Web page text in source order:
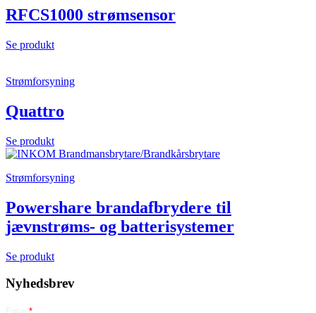
RFCS1000 strømsensor
Se produkt
Strømforsyning
Quattro
Se produkt
Strømforsyning
Powershare brandafbrydere til
jævnstrøms- og batterisystemer
Se produkt
Nyhedsbrev